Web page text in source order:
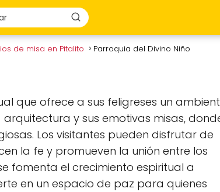
de misa en Pitalito Parroquia del Divino Niño
que ofrece a sus feligreses un
y sus emotivas misas,
Los visitantes pueden disfrutar de
la fe y promueven la unión entre los
fomenta el crecimiento espiritual a
en un espacio de paz para quienes